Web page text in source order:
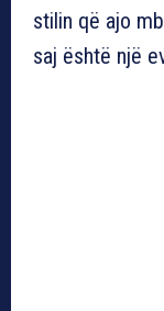
stilin që ajo
saj është një